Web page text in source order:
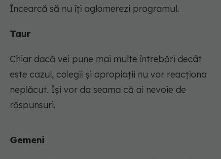
Încearcă să nu îți aglomerezi programul.
Taur
Chiar dacă vei pune mai multe întrebări decât
este cazul, colegii și apropiații nu vor reacționa
neplăcut. Își vor da seama că ai nevoie de
răspunsuri.
Gemeni